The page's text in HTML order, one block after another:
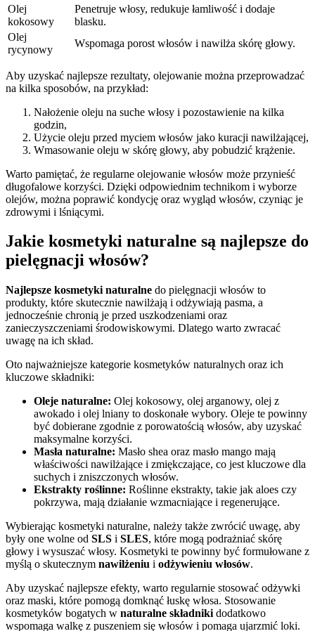
Olej
kokosowy
Penetruje włosy, redukuje łamliwość i dodaje
blasku.
Olej
rycynowy
Wspomaga porost włosów i nawilża skórę głowy.
Aby uzyskać najlepsze rezultaty, olejowanie można przeprowadzać
na kilka sposobów, na przykład:
Nałożenie oleju na suche włosy i pozostawienie na kilka
godzin,
Użycie oleju przed myciem włosów jako kuracji nawilżającej,
Wmasowanie oleju w skórę głowy, aby pobudzić krążenie.
Warto pamiętać, że regularne olejowanie włosów może przynieść
długofalowe korzyści. Dzięki odpowiednim technikom i wyborze
olejów, można poprawić kondycję oraz wygląd włosów, czyniąc je
zdrowymi i lśniącymi.
Jakie kosmetyki naturalne są najlepsze do
pielęgnacji włosów?
Najlepsze kosmetyki naturalne do pielęgnacji włosów to
produkty, które skutecznie nawilżają i odżywiają pasma, a
jednocześnie chronią je przed uszkodzeniami oraz
zanieczyszczeniami środowiskowymi. Dlatego warto zwracać
uwagę na ich skład.
Oto najważniejsze kategorie kosmetyków naturalnych oraz ich
kluczowe składniki:
Oleje naturalne: Olej kokosowy, olej arganowy, olej z
awokado i olej lniany to doskonałe wybory. Oleje te powinny
być dobierane zgodnie z porowatością włosów, aby uzyskać
maksymalne korzyści.
Masła naturalne: Masło shea oraz masło mango mają
właściwości nawilżające i zmiękczające, co jest kluczowe dla
suchych i zniszczonych włosów.
Ekstrakty roślinne: Roślinne ekstrakty, takie jak aloes czy
pokrzywa, mają działanie wzmacniające i regenerujące.
Wybierając kosmetyki naturalne, należy także zwrócić uwagę, aby
były one wolne od SLS i SLES, które mogą podrażniać skórę
głowy i wysuszać włosy. Kosmetyki te powinny być formułowane z
myślą o skutecznym nawilżeniu i odżywieniu włosów.
Aby uzyskać najlepsze efekty, warto regularnie stosować odżywki
oraz maski, które pomogą domknąć łuskę włosa. Stosowanie
kosmetyków bogatych w naturalne składniki dodatkowo
wspomaga walkę z puszeniem się włosów i pomaga ujarzmić loki.